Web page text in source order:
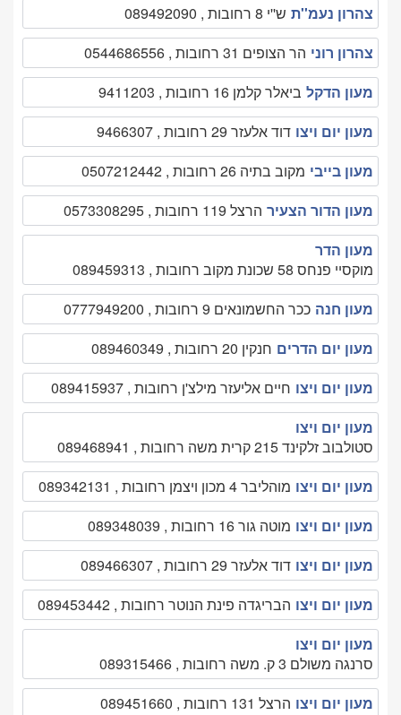
צהרון נעמ''ת ש''י 8 רחובות , 089492090
צהרון רוני הר הצופים 31 רחובות , 0544686556
מעון הדקל ביאלר קלמן 16 רחובות , 9411203
מעון יום ויצו דוד אלעזר 29 רחובות , 9466307
מעון בייבי מקוב בתיה 26 רחובות , 0507212442
מעון הדור הצעיר הרצל 119 רחובות , 0573308295
מעון הדר
מוקסיי פנחס 58 שכונת מקוב רחובות , 089459313
מעון חנה ככר החשמונאים 9 רחובות , 0777949200
מעון יום הדרים חנקין 20 רחובות , 089460349
מעון יום ויצו חיים אליעזר מילצ'ן רחובות , 089415937
מעון יום ויצו
סטולבוב זלקינד 215 קרית משה רחובות , 089468941
מעון יום ויצו מוהליבר 4 מכון ויצמן רחובות , 089342131
מעון יום ויצו מוטה גור 16 רחובות , 089348039
מעון יום ויצו דוד אלעזר 29 רחובות , 089466307
מעון יום ויצו הבריגדה פינת הנוטר רחובות , 089453442
מעון יום ויצו
סרנגה משולם 3 ק. משה רחובות , 089315466
מעון יום ויצו הרצל 131 רחובות , 089451660